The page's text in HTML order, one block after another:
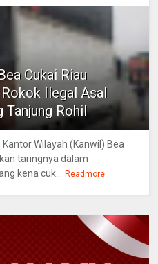
Cukai Riau
Ilegal Asal
Tanjung Rohil
Wilayah (Kanwil) Bea
taringnya dalam
kena cuk... Readmore